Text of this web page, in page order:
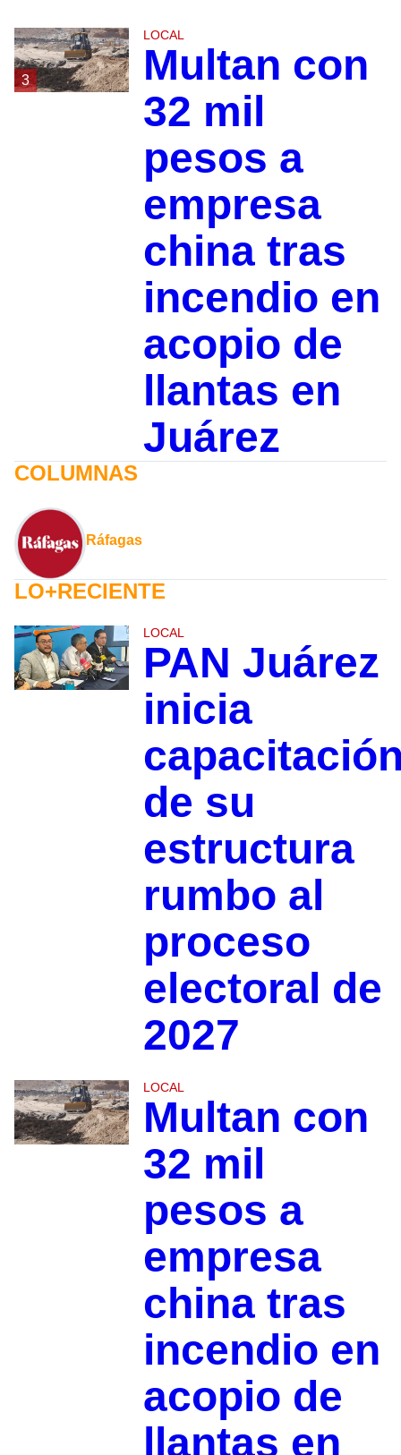
3
LOCAL
Multan con
32 mil
pesos a
empresa
china tras
incendio en
acopio de
llantas en
Juárez
COLUMNAS
Ráfagas
LO+RECIENTE
LOCAL
PAN Juárez
inicia
de su
estructura
rumbo al
proceso
electoral de
2027
LOCAL
Multan con
32 mil
pesos a
empresa
china tras
incendio en
acopio de
llantas en